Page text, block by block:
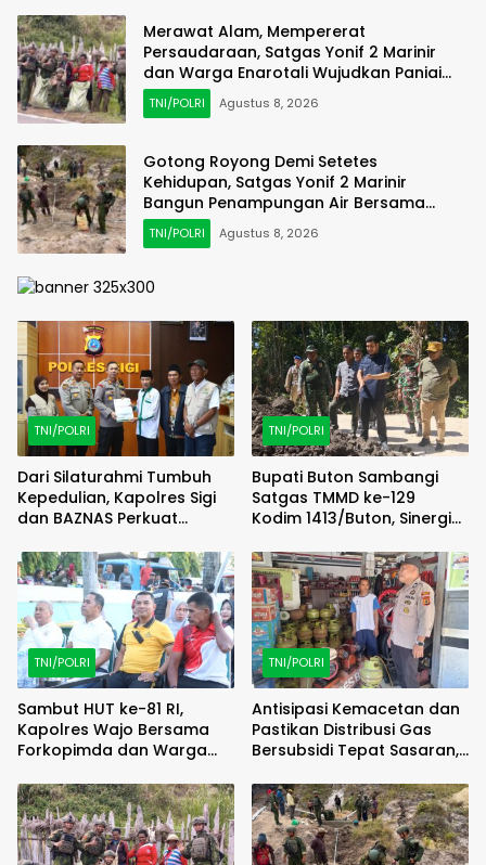
Merawat Alam, Mempererat
Persaudaraan, Satgas Yonif 2 Marinir
dan Warga Enarotali Wujudkan Paniai
Bersih, Indonesia Asri
TNI/POLRI Agustus 8, 2026
Gotong Royong Demi Setetes
Kehidupan, Satgas Yonif 2 Marinir
Bangun Penampungan Air Bersama
Masyarakat Pasir Putih
TNI/POLRI Agustus 8, 2026
TNI/POLRI
Dari Silaturahmi Tumbuh
Kepedulian, Kapolres Sigi
dan BAZNAS Perkuat
TNI/POLRI
Bupati Buton Sambangi
Satgas TMMD ke-129
Kodim 1413/Buton, Sinergi
Menguat
TNI/POLRI
Sambut HUT ke-81 RI,
Kapolres Wajo Bersama
Forkopimda dan Warga
Karung
TNI/POLRI
Antisipasi Kemacetan dan
Pastikan Distribusi Gas
Bersubsidi Tepat Sasaran,
Patroli